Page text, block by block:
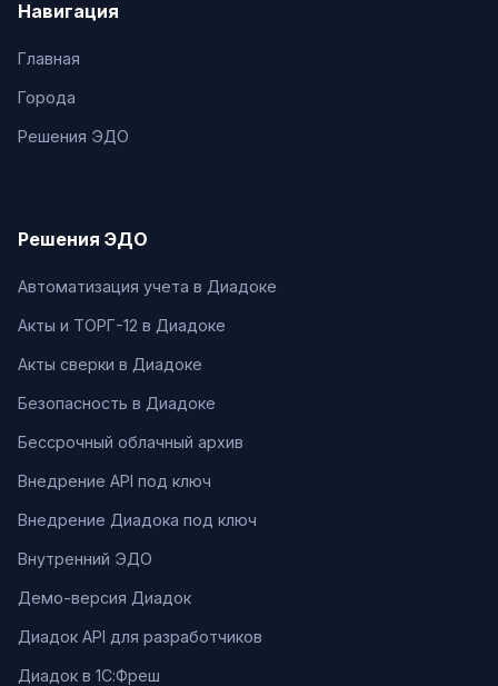
Навигация
Главная
Города
Решения ЭДО
Решения ЭДО
Автоматизация учета в Диадоке
Акты и ТОРГ-12 в Диадоке
Акты сверки в Диадоке
Безопасность в Диадоке
Бессрочный облачный архив
Внедрение API под ключ
Внедрение Диадока под ключ
Внутренний ЭДО
Демо-версия Диадок
Диадок API для разработчиков
Диадок в 1С:Фреш